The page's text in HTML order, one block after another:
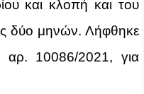
και κλοπή και του
δύο μηνών. Λήφθηκε
10086/2021, για